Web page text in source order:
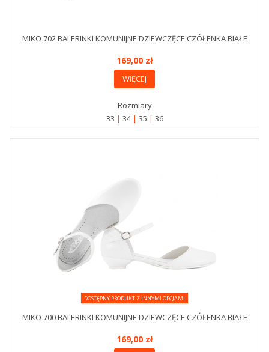
MIKO 702 BALERINKI KOMUNIJNE DZIEWCZĘCE CZÓŁENKA BIAŁE
169,00 zł
WIĘCEJ
Rozmiary
33
34 35 36
DOSTĘPNY PRODUKT Z INNYMI OPCJAMI
MIKO 700 BALERINKI KOMUNIJNE DZIEWCZĘCE CZÓŁENKA BIAŁE
169,00 zł